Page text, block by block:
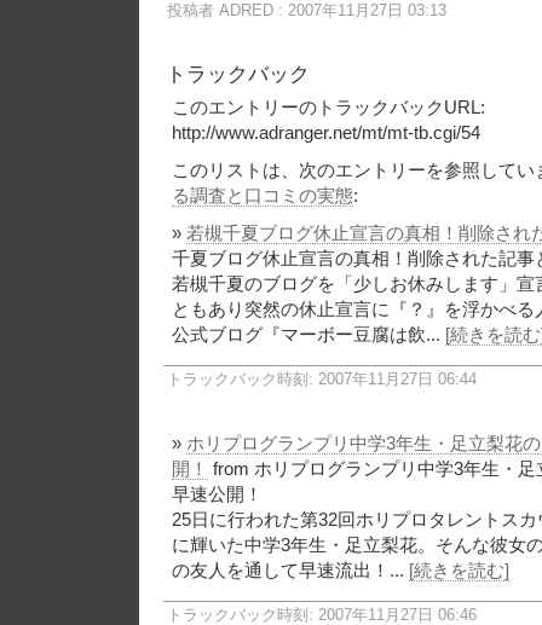
投稿者 ADRED : 2007年11月27日 03:13
トラックバック
このエントリーのトラックバックURL:
http://www.adranger.net/mt/mt-tb.cgi/54
このリストは、次のエントリーを参照して
る調査と口コミの実態:
» 若槻千夏ブログ休止宣言の真相！削除され
千夏ブログ休止宣言の真相！削除された記事
若槻千夏のブログを「少しお休みします」
ともあり突然の休止宣言に『？』を浮かべ
公式ブログ『マーボー豆腐は飲... [続きを読
トラックバック時刻: 2007年11月27日 06:44
» ホリプログランプリ中学3年生・足立梨花
開！ from ホリプログランプリ中学3年生・
早速公開！
25日に行われた第32回ホリプロタレントス
に輝いた中学3年生・足立梨花。そんな彼女
の友人を通して早速流出！... [続きを読む]
トラックバック時刻: 2007年11月27日 06:46